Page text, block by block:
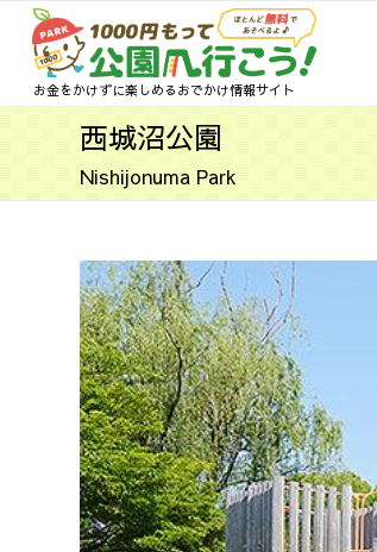
お金をかけずに楽しめるおでかけ情報サイト
西城沼公園
Nishijonuma Park